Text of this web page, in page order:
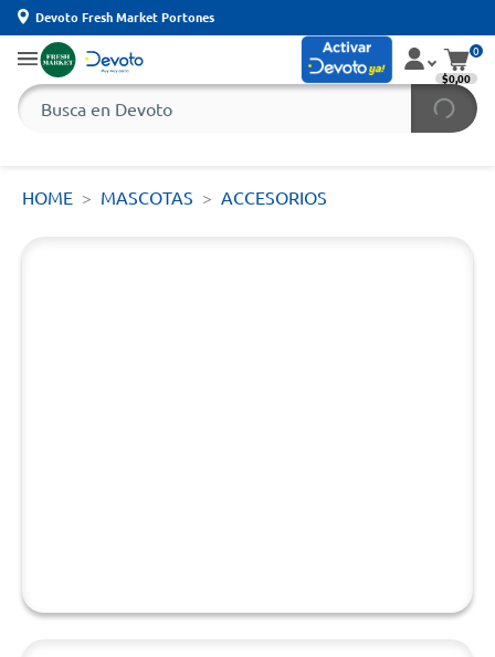
Devoto Fresh Market Portones
0
$0,00
HOME MASCOTAS ACCESORIOS